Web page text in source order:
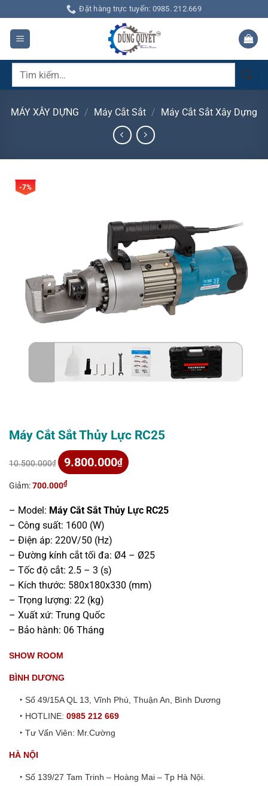
qua
dung
Đặt hàng trực tuyến: 0985. 212.669
Tìm
MÁY XÂY DỰNG / Máy Cắt Sắt / Máy Cắt Sắt Xây Dựng
-7%
Máy Cắt Sắt Thủy Lực RC25
10.500.000₫
gốc
là:
10.500.000₫.
9.800.000₫
hiện
tại
là:
Giảm:700.000₫
– Model: Máy Cắt Sắt Thủy Lực RC25
– Công suất: 1600 (W)
– Điện áp: 220V/50 (Hz)
– Đường kính cắt tối đa: Ø4 – Ø25
– Tốc độ cắt: 2.5 – 3 (s)
– Kích thước: 580x180x330 (mm)
– Trọng lượng: 22 (kg)
– Xuất xứ: Trung Quốc
– Bảo hành: 06 Tháng
SHOW ROOM
BÌNH DƯƠNG
‣ Số 49/15A QL 13, Vĩnh Phú, Thuận An, Bình Dương
‣ HOTLINE:0985 212 669
‣ Tư Vấn Viên: Mr.Cường
HÀ NỘI
‣ Số 139/27 Tam Trinh – Hoàng Mai – Tp Hà Nội.